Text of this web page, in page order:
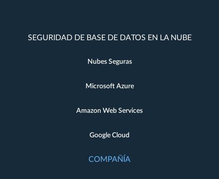
SEGURIDAD DE BASE DE DATOS EN LA NUBE
Nubes Seguras
Microsoft Azure
Amazon Web Services
Google Cloud
COMPAÑÍA